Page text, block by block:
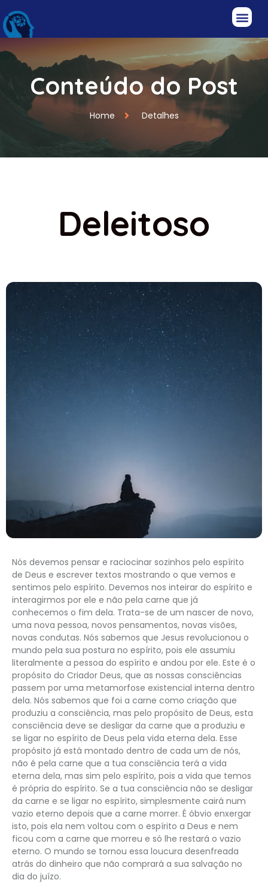
Conteúdo do Post
Home Detalhes
Deleitoso
Nós devemos pensar e raciocinar sozinhos pelo espírito
de Deus e escrever textos mostrando o que vemos e
sentimos pelo espírito. Devemos nos inteirar do espírito e
interagirmos por ele e não pela carne que já
conhecemos o fim dela. Trata-se de um nascer de novo,
uma nova pessoa, novos pensamentos, novas visões,
novas condutas. Nós sabemos que Jesus revolucionou o
mundo pela sua postura no espírito, pois ele assumiu
literalmente a pessoa do espírito e andou por ele. Este é o
propósito do Criador Deus, que as nossas consciências
passem por uma metamorfose existencial interna dentro
dela. Nós sabemos que foi a carne como criação que
produziu a consciência, mas pelo propósito de Deus, esta
consciência deve se desligar da carne que a produziu e
se ligar no espírito de Deus pela vida eterna dela. Esse
propósito já está montado dentro de cada um de nós,
não é pela carne que a tua consciência terá a vida
eterna dela, mas sim pelo espírito, pois a vida que temos
é própria do espírito. Se a tua consciência não se desligar
da carne e se ligar no espírito, simplesmente cairá num
vazio eterno depois que a carne morrer. É óbvio enxergar
isto, pois ela nem voltou com o espírito a Deus e nem
ficou com a carne que morreu e só lhe restará o vazio
eterno. O mundo se tornou essa loucura desenfreada
atrás do dinheiro que não comprará a sua salvação no
dia do juízo.